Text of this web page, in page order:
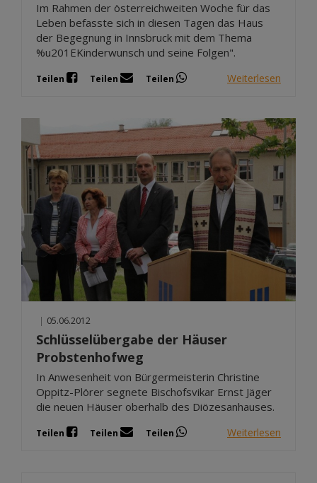
Im Rahmen der österreichweiten Woche für das
Leben befasste sich in diesen Tagen das Haus
der Begegnung in Innsbruck mit dem Thema
%u201EKinderwunsch und seine Folgen".
Teilen Teilen Teilen Weiterlesen
| 05.06.2012
Schlüsselübergabe der Häuser
Probstenhofweg
In Anwesenheit von Bürgermeisterin Christine
Oppitz-Plörer segnete Bischofsvikar Ernst Jäger
die neuen Häuser oberhalb des Diözesanhauses.
Teilen Teilen Teilen Weiterlesen